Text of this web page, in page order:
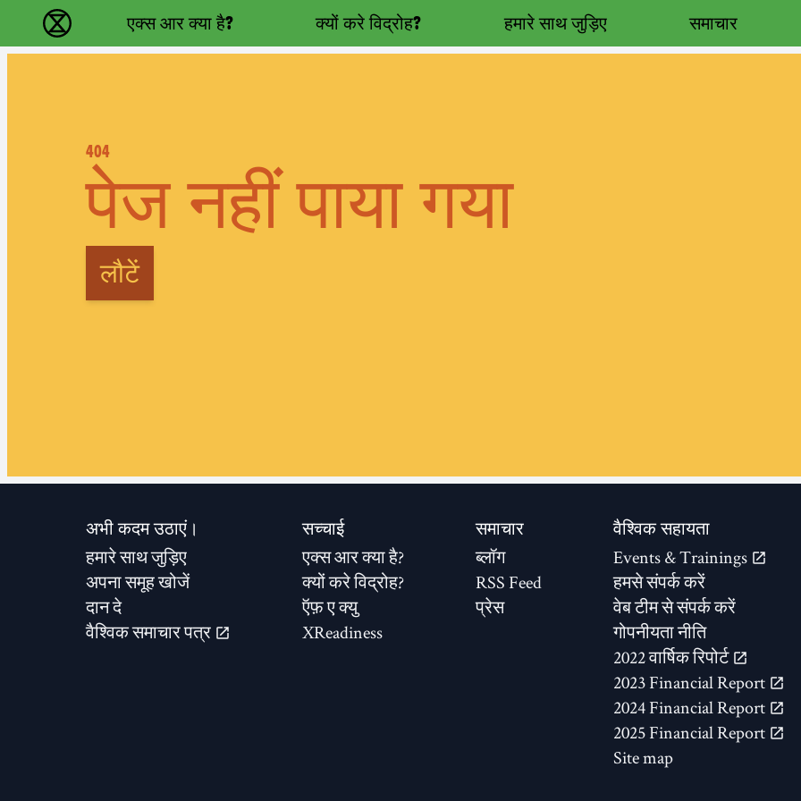
विलुप्ति विद्रोह - Home
एक्स आर क्या है? क्यों करे विद्रोह? हमारे साथ जुड़िए समाचार
404
पेज नहीं पाया गया
लौटें
अभी कदम उठाएं।
हमारे साथ जुड़िए
अपना समूह खोजें
दान दे
वैश्विक समाचार पत्र
सच्चाई
एक्स आर क्या है?
क्यों करे विद्रोह?
ऍफ़ ए क्यु
XReadiness
समाचार
ब्लॉग
RSS Feed
प्रेस
वैश्विक सहायता
Events & Trainings
हमसे संपर्क करें
वेब टीम से संपर्क करें
गोपनीयता नीति
2022 वार्षिक रिपोर्ट
2023 Financial Report
2024 Financial Report
2025 Financial Report
Site map